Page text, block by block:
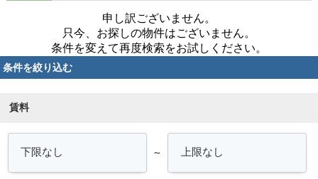
申し訳ございません。
只今、お探しの物件はございません。
条件を変えて再度検索をお試しください。
条件を絞り込む
賃料
～